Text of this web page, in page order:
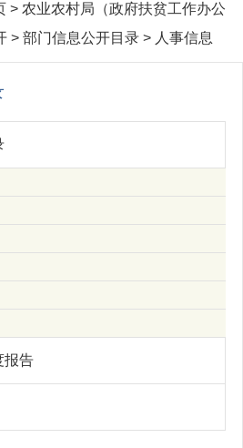
> 农业农村局（政府扶贫工作办公
> 部门信息公开目录 > 人事信息
报告